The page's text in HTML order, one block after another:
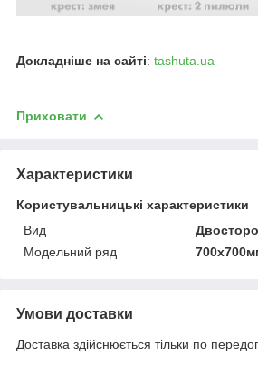
Докладніше на сайті: tashuta.ua
Приховати
Характеристики
Користувальницькі характеристики
Вид
Модельний ряд
Умови доставки
Доставка здійснюється тільки по